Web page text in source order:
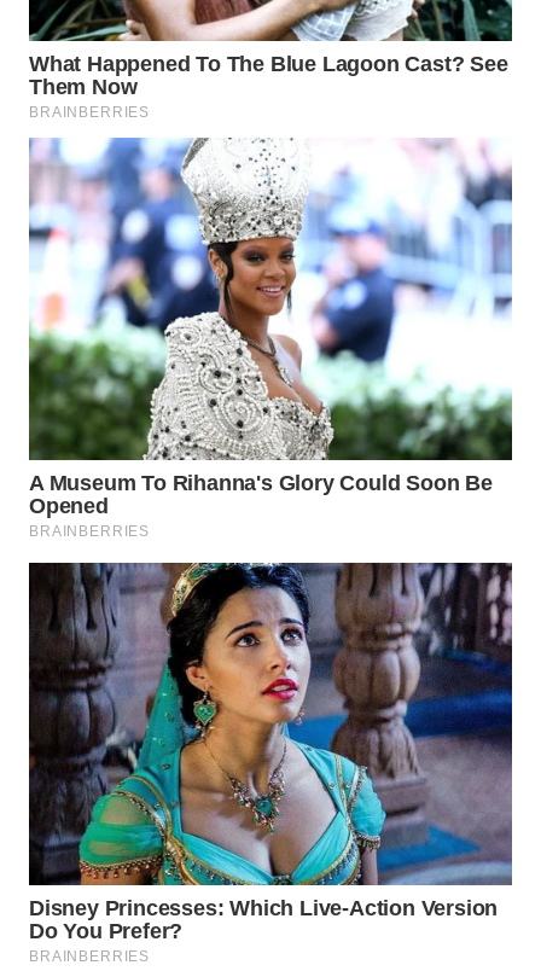
WN
LIKUPANG
WN
LABUANBAJO
BORNEO
Wahana
Media
Group
WAHANA
NEWS
WAHANA
TANI
WAHANA
ADVOKAT
WAHANA
INFRASTRUKTUR
WAHANA
KONSUMEN
WAHANA
LISTRIK
WAHANA
TRAVEL